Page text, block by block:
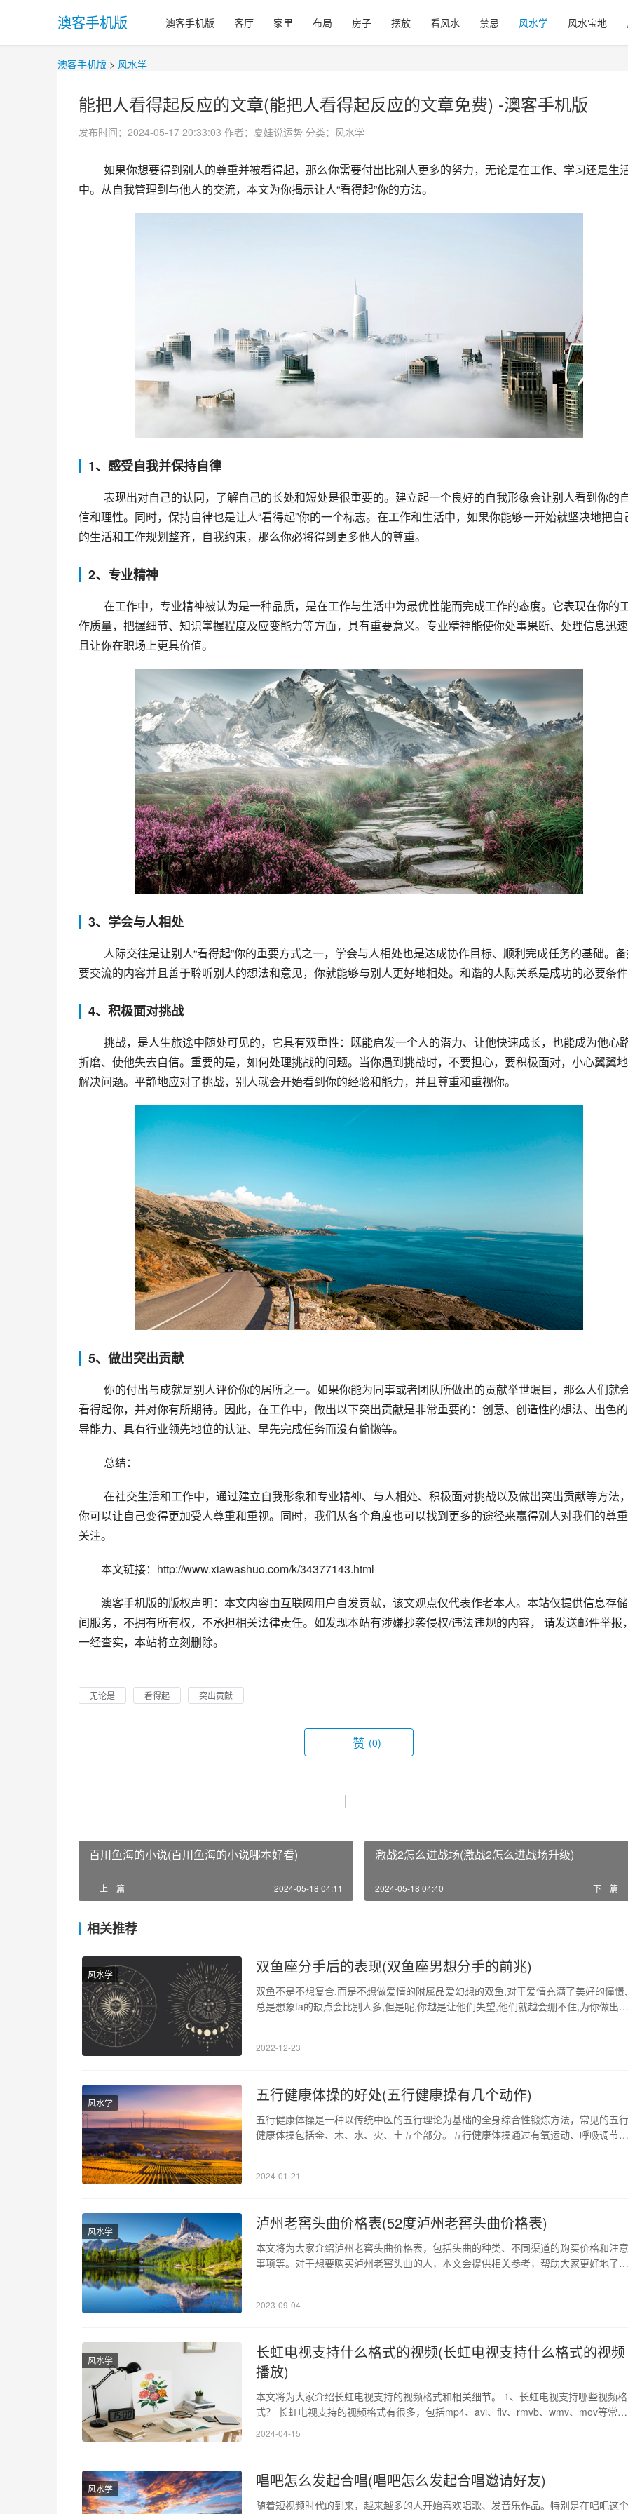
澳客手机版 澳客手机版 客厅 家里 布局 房子 摆放 看风水 禁忌 风水学 风水宝地
澳客手机版 > 风水学
能把人看得起反应的文章(能把人看得起反应的文章免费) -澳客手机版
发布时间：2024-05-17 20:33:03 作者：夏娃说运势 分类： 风水学
中。从自我管理到与他人的交流，本文为你揭示让人“看得起”你的方法。
1、感受自我并保持自律
信和理性。同时，保持自律也是让人“看得起”你的一个标志。在工作和生活中，如果你能够一开始就坚决地把自
的生活和工作规划整齐，自我约束，那么你必将得到更多他人的尊重。
2、专业精神
作质量，把握细节、知识掌握程度及应变能力等方面，具有重要意义。专业精神能使你处事果断、处理信息迅
且让你在职场上更具价值。
3、学会与人相处
要交流的内容并且善于聆听别人的想法和意见，你就能够与别人更好地相处。和谐的人际关系是成功的必要条
4、积极面对挑战
折磨、使他失去自信。重要的是，如何处理挑战的问题。当你遇到挑战时，不要担心，要积极面对，小心翼翼
解决问题。平静地应对了挑战，别人就会开始看到你的经验和能力，并且尊重和重视你。
5、做出突出贡献
看得起你，并对你有所期待。因此，在工作中，做出以下突出贡献是非常重要的：创意、创造性的想法、出色
导能力、具有行业领先地位的认证、早先完成任务而没有偷懒等。
总结：
你可以让自己变得更加受人尊重和重视。同时，我们从各个角度也可以找到更多的途径来赢得别人对我们的尊
关注。
本文链接：http://www.xiawashuo.com/k/34377143.html
澳客手机版的版权声明：本文内容由互联网用户自发贡献，该文观点仅代表作者本人。本站仅提供信息存
间服务，不拥有所有权，不承担相关法律责任。如发现本站有涉嫌抄袭侵权/违法违规的内容， 请发送邮件举报
一经查实，本站将立刻删除。
无论是 看得起 突出贡献
赞 (0)
百川鱼海的小说(百川鱼海的小说哪本好看)
上一篇 2024-05-18 04:11
激战2怎么进战场(激战2怎么进战场升级)
下一篇
2024-05-18 04:40
相关推荐
风水学 双鱼座分手后的表现(双鱼座男想分手的前兆)
双鱼不是不想复合,而是不想做爱情的附属品爱幻想的双鱼,对于爱情充满了美好的憧憬,
总是想象ta的缺点会比别人多,但是呢,你越是让他们失望,他们就越会绷不住,为你做出什
的人生气都是因为对方离开了你。 1、双…
2022-12-23
风水学 五行健康体操的好处(五行健康操有几个动作)
五行健康体操是一种以传统中医的五行理论为基础的全身综合性锻炼方法，常见的五行
健康体操包括金、木、水、火、土五个部分。五行健康体操通过有氧运动、呼吸调节、
调节系统，如内分泌系统、神经系统、免疫系统等，提高身…
2024-01-21
风水学 泸州老窖头曲价格表(52度泸州老窖头曲价格表)
本文将为大家介绍泸州老窖头曲价格表，包括头曲的种类、不同渠道的购买价格和注意
事项等。对于想要购买泸州老窖头曲的人，本文会提供相关参考，帮助大家更好地了解
国。目前市面上泸州老窖头曲的种类繁多，主要分为20…
2023-09-04
风水学
长虹电视支持什么格式的视频(长虹电视支持什么格式的视频
播放)
本文将为大家介绍长虹电视支持的视频格式和相关细节。 1、长虹电视支持哪些视频格
式？ 长虹电视支持的视频格式有很多，包括mp4、avi、flv、rmvb、wmv、mov等常见
2024-04-15
风水学 唱吧怎么发起合唱(唱吧怎么发起合唱邀请好友)
随着短视频时代的到来，越来越多的人开始喜欢唱歌、发音乐作品。特别是在唱吧这个